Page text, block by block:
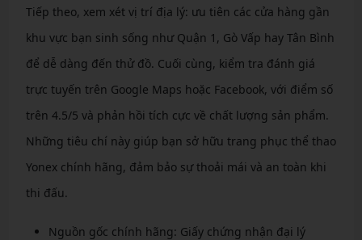
Tiếp theo, xem xét vị trí địa lý: ưu tiên các cửa hàng gần
khu vực bạn sinh sống như Quận 1, Gò Vấp hay Tân Bình
để dễ dàng đến thử đồ. Cuối cùng, kiểm tra đánh giá
trực tuyến trên Google Maps hoặc Facebook, với điểm số
trên 4.5/5 và phản hồi tích cực về chất lượng sản phẩm.
Những tiêu chí này giúp bạn sở hữu trang phục thể thao
Yonex chính hãng, đảm bảo sự thoải mái và an toàn khi
thi đấu.
Nguồn gốc chính hãng: Giấy chứng nhận đại lý